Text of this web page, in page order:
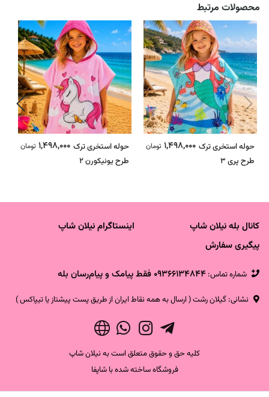
محصولات مرتبط
حوله استخری ترک
طرح پری 3
1,498,000 تومان
حوله استخری ترک
طرح یونیکورن 2
1,498,000 تومان
کانال بله نیلان شاپ
اینستاگرام نیلان شاپ
پیگیری سفارش
شماره تماس‌: 09366134844 فقط پیامک و پیام‌رسان بله
نشانی: گیلان رشت ( ارسال به همه نقاط ایران از طریق پست پیشتاز یا تیپاکس )
کلیه حق و حقوق متعلق است به نیلان شاپ
فروشگاه ساخته شده با شاپفا